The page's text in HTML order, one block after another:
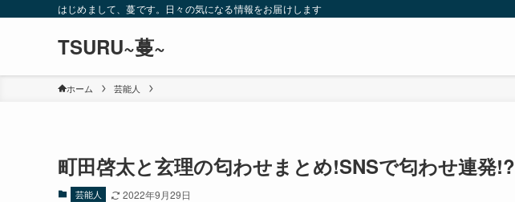
はじめまして、蔓です。日々の気になる情報をお届けします
TSURU~蔓~
ホーム 芸能人
町田啓太と玄理の匂わせまとめ!SNSで匂わせ連発!?
芸能人 2022年9月29日